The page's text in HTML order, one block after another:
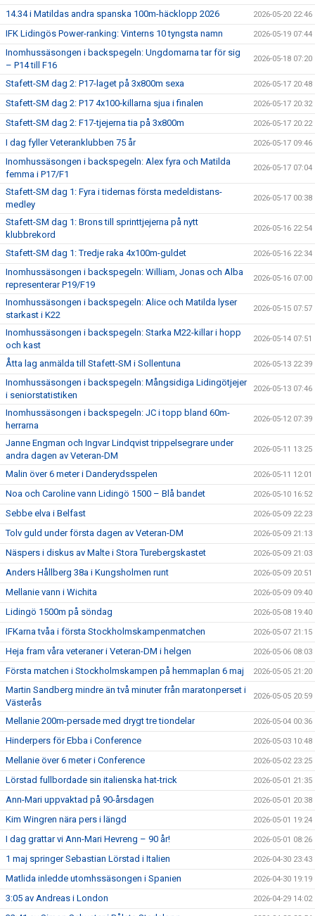
14.34 i Matildas andra spanska 100m-häcklopp 2026 2026-05-20 22:46
IFK Lidingös Power-ranking: Vinterns 10 tyngsta namn 2026-05-19 07:44
Inomhussäsongen i backspegeln: Ungdomarna tar för sig
– P14 till F16
2026-05-18 07:20
Stafett-SM dag 2: P17-laget på 3x800m sexa 2026-05-17 20:48
Stafett-SM dag 2: P17 4x100-killarna sjua i finalen 2026-05-17 20:32
Stafett-SM dag 2: F17-tjejerna tia på 3x800m 2026-05-17 20:22
I dag fyller Veteranklubben 75 år 2026-05-17 09:46
Inomhussäsongen i backspegeln: Alex fyra och Matilda
femma i P17/F1
2026-05-17 07:04
Stafett-SM dag 1: Fyra i tidernas första medeldistans-
medley
2026-05-17 00:38
Stafett-SM dag 1: Brons till sprinttjejerna på nytt
klubbrekord
2026-05-16 22:54
Stafett-SM dag 1: Tredje raka 4x100m-guldet 2026-05-16 22:34
Inomhussäsongen i backspegeln: William, Jonas och Alba
representerar P19/F19
2026-05-16 07:00
Inomhussäsongen i backspegeln: Alice och Matilda lyser
starkast i K22
2026-05-15 07:57
Inomhussäsongen i backspegeln: Starka M22-killar i hopp
och kast
2026-05-14 07:51
Åtta lag anmälda till Stafett-SM i Sollentuna 2026-05-13 22:39
Inomhussäsongen i backspegeln: Mångsidiga Lidingötjejer
i seniorstatistiken
2026-05-13 07:46
Inomhussäsongen i backspegeln: JC i topp bland 60m-
herrarna
2026-05-12 07:39
Janne Engman och Ingvar Lindqvist trippelsegrare under
andra dagen av Veteran-DM
2026-05-11 13:25
Malin över 6 meter i Danderydsspelen 2026-05-11 12:01
Noa och Caroline vann Lidingö 1500 – Blå bandet 2026-05-10 16:52
Sebbe elva i Belfast 2026-05-09 22:23
Tolv guld under första dagen av Veteran-DM 2026-05-09 21:13
Näspers i diskus av Malte i Stora Turebergskastet 2026-05-09 21:03
Anders Hållberg 38a i Kungsholmen runt 2026-05-09 20:51
Mellanie vann i Wichita 2026-05-09 09:40
Lidingö 1500m på söndag 2026-05-08 19:40
IFKarna tvåa i första Stockholmskampenmatchen 2026-05-07 21:15
Heja fram våra veteraner i Veteran-DM i helgen 2026-05-06 08:03
Första matchen i Stockholmskampen på hemmaplan 6 maj 2026-05-05 21:20
Martin Sandberg mindre än två minuter från maratonperset i
Västerås
2026-05-05 20:59
Mellanie 200m-persade med drygt tre tiondelar 2026-05-04 00:36
Hinderpers för Ebba i Conference 2026-05-03 10:48
Mellanie över 6 meter i Conference 2026-05-02 23:25
Lörstad fullbordade sin italienska hat-trick 2026-05-01 21:35
Ann-Mari uppvaktad på 90-årsdagen 2026-05-01 20:38
Kim Wingren nära pers i längd 2026-05-01 19:24
I dag grattar vi Ann-Mari Hevreng – 90 år! 2026-05-01 08:26
1 maj springer Sebastian Lörstad i Italien 2026-04-30 23:43
Matlida inledde utomhssäsongen i Spanien 2026-04-30 19:19
3:05 av Andreas i London 2026-04-29 14:02